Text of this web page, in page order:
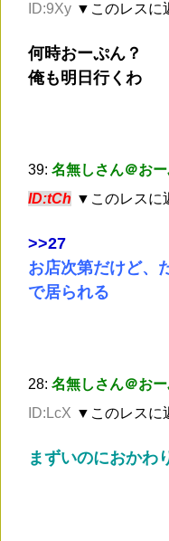
ID:9Xy ▼このレスに
何時おーぷん？
俺も明日行くわ
39: 名無しさん＠お
ID:tCh ▼このレスに
>>27
お店次第だけど、
で居られる
28: 名無しさん＠お
ID:LcX ▼このレスに
まずいのにおかわ